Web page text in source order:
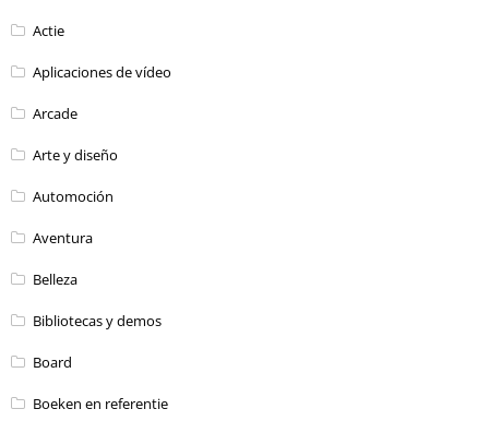
Actie
Aplicaciones de vídeo
Arcade
Arte y diseño
Automoción
Aventura
Belleza
Bibliotecas y demos
Board
Boeken en referentie